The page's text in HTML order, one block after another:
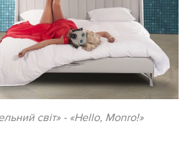
світ» - «Hello, Monro!»